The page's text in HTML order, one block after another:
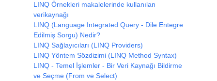
/*
var birlestirmeSorgusu =
LINQ Örnekleri makalelerinde kullanılan
verikaynağı
LINQ (Language Integrated Query - Dile Entegre
Edilmiş Sorgu) Nedir?
LINQ Sağlayıcıları (LINQ Providers)
LINQ Yöntem Sözdizimi (LINQ Method Syntax)
LINQ - Temel İşlemler - Bir Veri Kaynağı Bildirme
ve Seçme (From ve Select)